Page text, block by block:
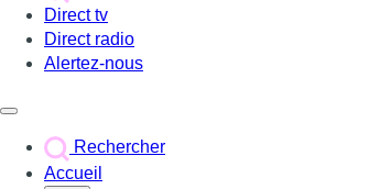
Direct tv
Direct radio
Alertez-nous
Rechercher
Accueil